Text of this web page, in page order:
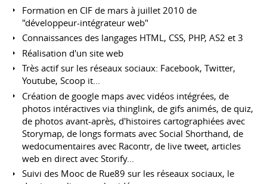
Formation en CIF de mars à juillet 2010 de
"développeur-intégrateur web"
Connaissances des langages HTML, CSS, PHP, AS2 et 3
Réalisation d'un site web
Très actif sur les réseaux sociaux: Facebook, Twitter,
Youtube, Scoop it...
Création de google maps avec vidéos intégrées, de
photos intéractives via thinglink, de gifs animés, de quiz,
de photos avant-après, d'histoires cartographiées avec
Storymap, de longs formats avec Social Shorthand, de
wedocumentaires avec Racontr, de live tweet, articles
web en direct avec Storify...
Suivi des Mooc de Rue89 sur les réseaux sociaux, le